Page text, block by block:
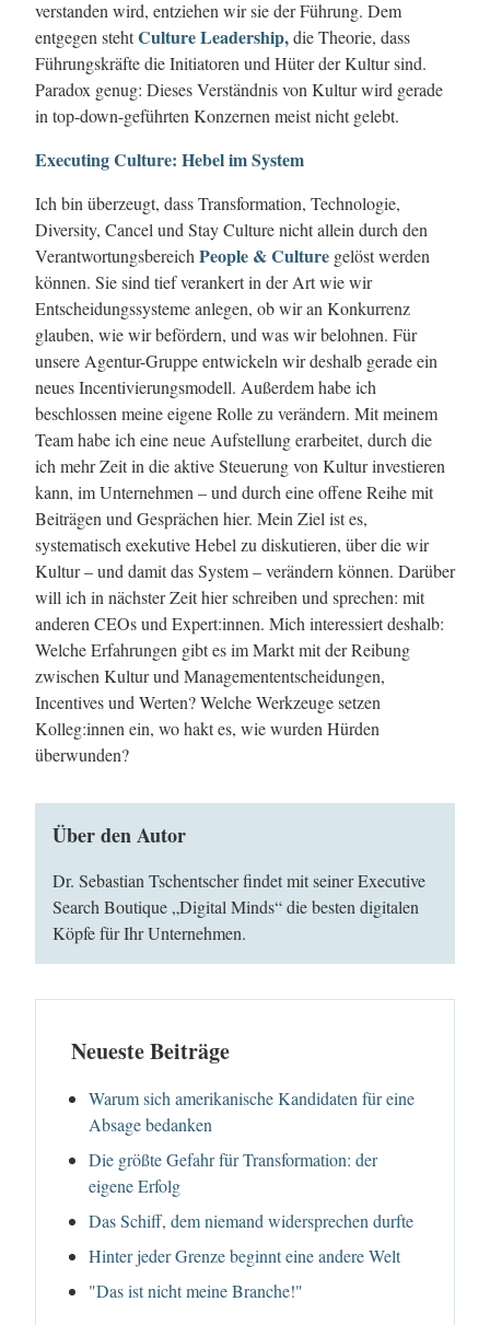
verstanden wird, entziehen wir sie der Führung. Dem
entgegen stehtCulture Leadership,die Theorie, dass
Führungskräfte die Initiatoren und Hüter der Kultur sind.
Paradox genug: Dieses Verständnis von Kultur wird gerade
in top-down-geführten Konzernen meist nicht gelebt.
Executing Culture: Hebel im System
Ich bin überzeugt, dass Transformation, Technologie,
Diversity, Cancel und Stay Culture nicht allein durch den
Verantwortungsbereich People & Culture gelöst werden
können. Sie sind tief verankert in der Art wie wir
Entscheidungssysteme anlegen, ob wir an Konkurrenz
glauben, wie wir befördern, und was wir belohnen. Für
unsere Agentur-Gruppe entwickeln wir deshalb gerade ein
neues Incentivierungsmodell. Außerdem habe ich
beschlossen meine eigene Rolle zu verändern. Mit meinem
Team habe ich eine neue Aufstellung erarbeitet, durch die
ich mehr Zeit in die aktive Steuerung von Kultur investieren
kann, im Unternehmen – und durch eine offene Reihe mit
Beiträgen und Gesprächen hier. Mein Ziel ist es,
systematisch exekutive Hebel zu diskutieren, über die wir
Kultur – und damit das System – verändern können. Darüber
will ich in nächster Zeit hier schreiben und sprechen: mit
anderen CEOs und Expert:innen. Mich interessiert deshalb:
Welche Erfahrungen gibt es im Markt mit der Reibung
zwischen Kultur und Managemententscheidungen,
Incentives und Werten? Welche Werkzeuge setzen
Kolleg:innen ein, wo hakt es, wie wurden Hürden
überwunden?
Über den Autor
Dr. Sebastian Tschentscher findet mit seiner Executive
Search Boutique „Digital Minds“ die besten digitalen
Köpfe für Ihr Unternehmen.
Neueste Beiträge
Warum sich amerikanische Kandidaten für eine
Absage bedanken
Die größte Gefahr für Transformation: der
eigene Erfolg
Das Schiff, dem niemand widersprechen durfte
Hinter jeder Grenze beginnt eine andere Welt
"Das ist nicht meine Branche!"